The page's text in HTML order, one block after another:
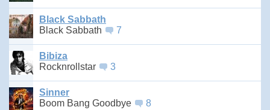
Black Sabbath
Black Sabbath
7
Bibiza
Rocknrollstar
3
Sinner
Boom Bang Goodbye
8